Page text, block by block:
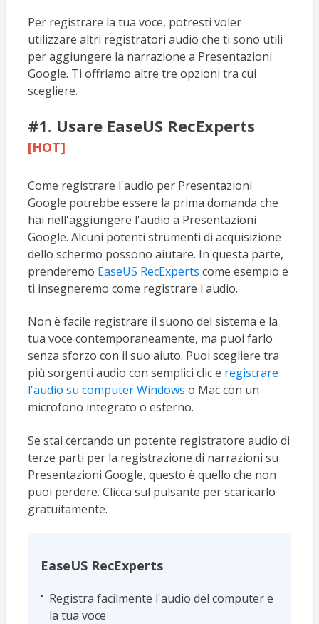
Per registrare la tua voce, potresti voler
utilizzare altri registratori audio che ti sono utili
per aggiungere la narrazione a Presentazioni
Google. Ti offriamo altre tre opzioni tra cui
scegliere.
#1. Usare EaseUS RecExperts
[HOT]
Come registrare l'audio per Presentazioni
Google potrebbe essere la prima domanda che
hai nell'aggiungere l'audio a Presentazioni
Google. Alcuni potenti strumenti di acquisizione
dello schermo possono aiutare. In questa parte,
prenderemo EaseUS RecExperts come esempio e
ti insegneremo come registrare l'audio.
Non è facile registrare il suono del sistema e la
tua voce contemporaneamente, ma puoi farlo
senza sforzo con il suo aiuto. Puoi scegliere tra
più sorgenti audio con semplici clic e registrare
l'audio su computer Windows o Mac con un
microfono integrato o esterno.
Se stai cercando un potente registratore audio di
terze parti per la registrazione di narrazioni su
Presentazioni Google, questo è quello che non
puoi perdere. Clicca sul pulsante per scaricarlo
gratuitamente.
EaseUS RecExperts
Registra facilmente l'audio del computer e
la tua voce